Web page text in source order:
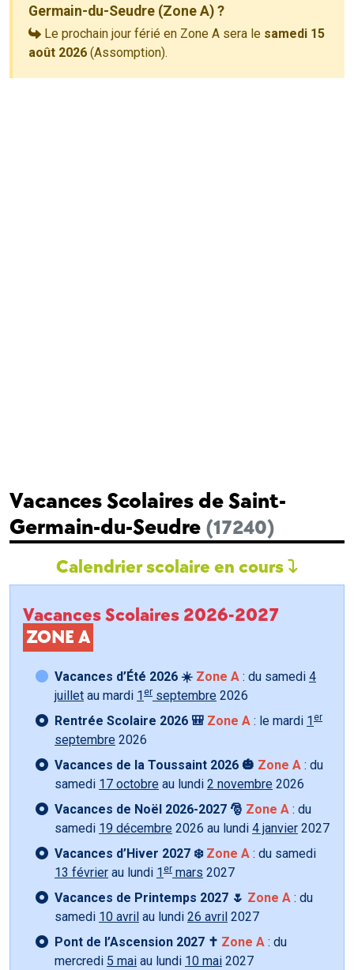
Germain-du-Seudre (Zone A) ?
Le prochain jour férié en Zone A sera le samedi 15
août 2026 (Assomption).
Vacances Scolaires de Saint-
Germain-du-Seudre (17240)
Calendrier scolaire en cours
Vacances Scolaires 2026-2027
ZONE A
Vacances d’Été 2026 ☀️ Zone A : du samedi 4
juillet au mardi 1 er septembre 2026
Rentrée Scolaire 2026 🎒 Zone A : le mardi 1 er
septembre 2026
Vacances de la Toussaint 2026 🎃 Zone A : du
samedi 17 octobre au lundi 2 novembre 2026
Vacances de Noël 2026-2027 🎅 Zone A : du
samedi 19 décembre 2026 au lundi 4 janvier 2027
Vacances d’Hiver 2027 ❄️ Zone A : du samedi
13 février au lundi 1 er mars 2027
Vacances de Printemps 2027 🌷 Zone A : du
samedi 10 avril au lundi 26 avril 2027
Pont de l’Ascension 2027 ✝️ Zone A : du
mercredi 5 mai au lundi 10 mai 2027